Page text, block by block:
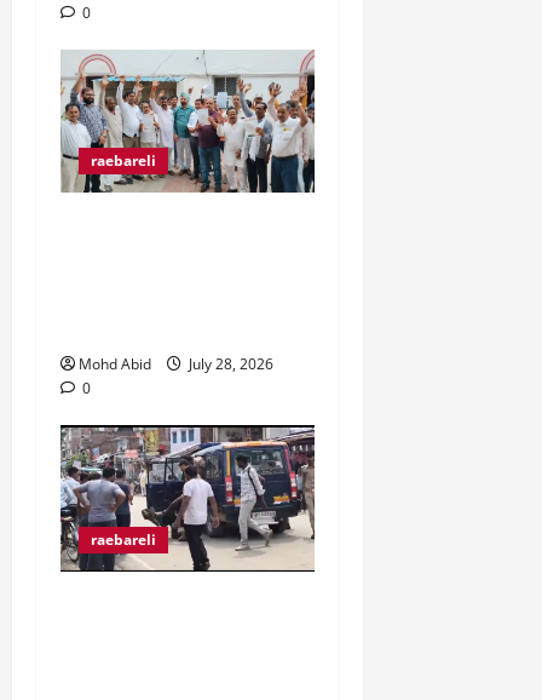
0
raebareli
Mohd Abid
July 28, 2026
0
raebareli